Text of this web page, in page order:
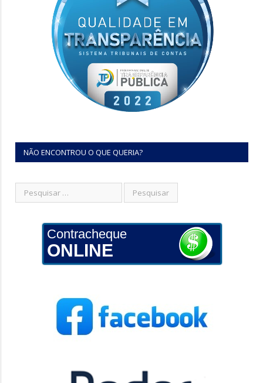
NÃO ENCONTROU O QUE QUERIA?
Contracheque
ONLINE